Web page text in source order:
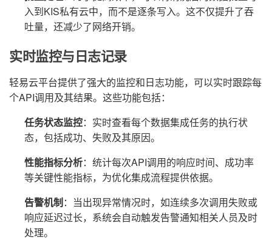
入到KIS私有云中，而不是逐条写入。这不仅提升了吞
吐量，还减少了网络开销。
实时监控与日志记录
轻易云平台提供了强大的监控和日志功能，可以实时跟踪每
个API调用及其结果。这些功能包括：
任务状态监控：实时查看每个数据集成任务的执行状
态，包括成功、失败及其原因。
性能指标分析：统计每次API调用的响应时间、成功率
等关键性能指标，为优化集成流程提供依据。
告警机制：当出现异常情况时，如连续多次调用失败或
响应延迟过长，系统会自动触发告警通知相关人员及时
处理。